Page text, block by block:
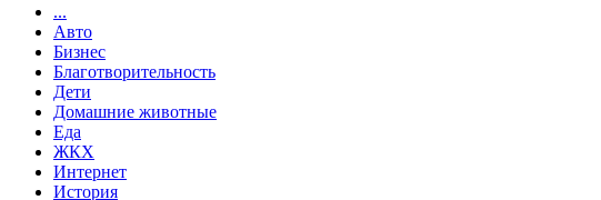
...
Авто
Бизнес
Благотворительность
Дети
Домашние животные
Еда
ЖКХ
Интернет
История